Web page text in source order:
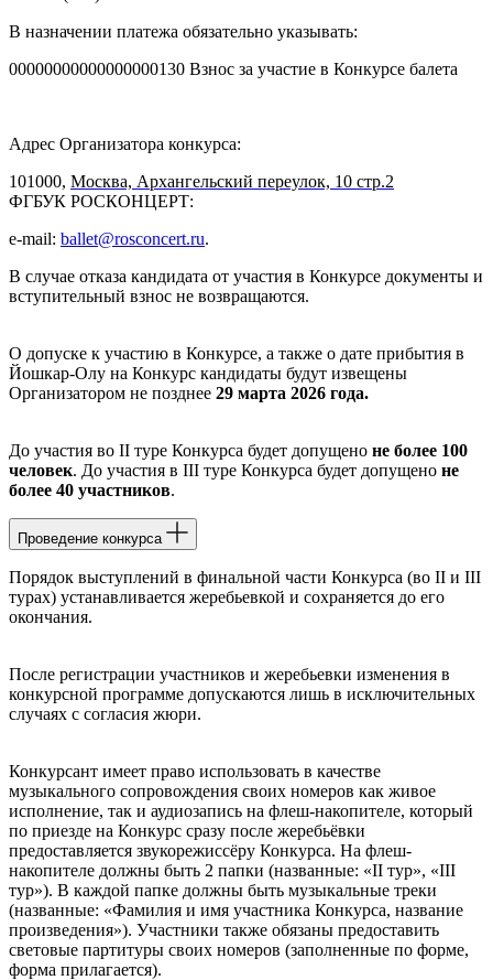
В назначении платежа обязательно указывать:
00000000000000000130 Взнос за участие в Конкурсе балета
Адрес Организатора конкурса:
101000, Москва, Архангельский переулок, 10 стр.2
ФГБУК РОСКОНЦЕРТ:
e-mail: ballet@rosconcert.ru.
В случае отказа кандидата от участия в Конкурсе документы и
вступительный взнос не возвращаются.
О допуске к участию в Конкурсе, а также о дате прибытия в
Йошкар-Олу на Конкурс кандидаты будут извещены
Организатором не позднее 29 марта 2026 года.
До участия во II туре Конкурса будет допущено не более 100
человек. До участия в III туре Конкурса будет допущено не
более 40 участников.
Проведение конкурса
Порядок выступлений в финальной части Конкурса (во II и III
турах) устанавливается жеребьевкой и сохраняется до его
окончания.
После регистрации участников и жеребьевки изменения в
конкурсной программе допускаются лишь в исключительных
случаях с согласия жюри.
Конкурсант имеет право использовать в качестве
музыкального сопровождения своих номеров как живое
исполнение, так и аудиозапись на флеш-накопителе, который
по приезде на Конкурс сразу после жеребьёвки
предоставляется звукорежиссёру Конкурса. На флеш-
накопителе должны быть 2 папки (названные: «II тур», «III
тур»). В каждой папке должны быть музыкальные треки
(названные: «Фамилия и имя участника Конкурса, название
произведения»). Участники также обязаны предоставить
световые партитуры своих номеров (заполненные по форме,
форма прилагается).